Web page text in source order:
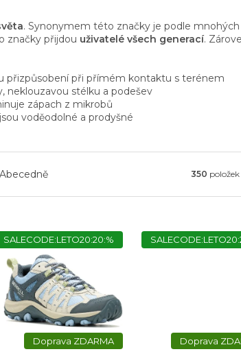
. Synonymem této značky je podle mnohých
značky přijdou uživatelé všech generací.
přizpůsobení při přímém kontaktu s terénem
neklouzavou stélku a podešev
zápach z mikrobů
voděodolné a prodyšné
Abecedně 350
SALECODE:LETO20:20:%
ZDARMA